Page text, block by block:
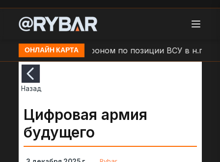
ОНЛАЙН КАРТАУдар дроном по позиции ВСУ в н.п.
Назад
Цифровая армия
будущего